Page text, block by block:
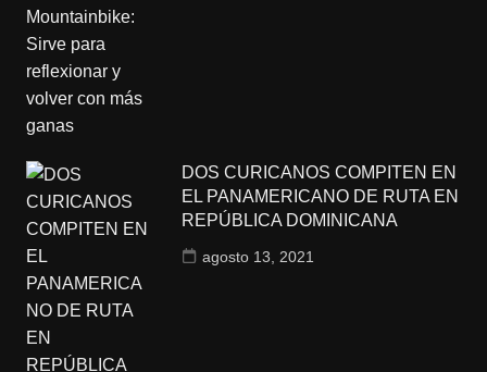
DOS CURICANOS COMPITEN EN
EL PANAMERICANO DE RUTA EN
REPÚBLICA DOMINICANA
agosto 13, 2021